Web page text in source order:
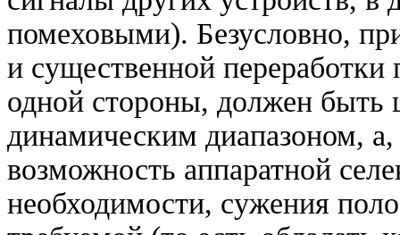
помеховыми). Безусловно,
и существенной переработки
одной стороны, должен
динамическим диапазоном,
возможность аппаратной
необходимости, сужения